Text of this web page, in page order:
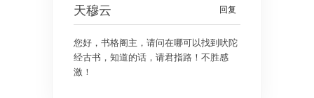
回复
天穆云
您好，书格阁主，请问在哪可以找到吠陀
经古书，知道的话，请君指路！不胜感
激！